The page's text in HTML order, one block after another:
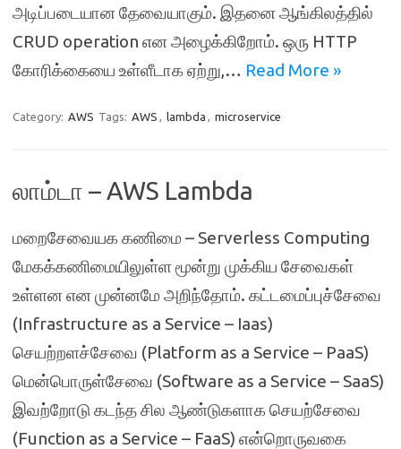
அடிப்படையான தேவையாகும். இதனை ஆங்கிலத்தில்
CRUD operation என அழைக்கிறோம். ஒரு HTTP
கோரிக்கையை உள்ளீடாக ஏற்று,… Read More »
Category: AWS Tags: AWS , lambda , microservice
லாம்டா – AWS Lambda
மறைசேவையக கணிமை – Serverless Computing
மேகக்கணிமையிலுள்ள மூன்று முக்கிய சேவைகள்
உள்ளன என முன்னமே அறிந்தோம். கட்டமைப்புச்சேவை
(Infrastructure as a Service – Iaas)
செயற்றளச்சேவை (Platform as a Service – PaaS)
மென்பொருள்சேவை (Software as a Service – SaaS)
இவற்றோடு கடந்த சில ஆண்டுகளாக செயற்சேவை
(Function as a Service – FaaS) என்றொருவகை